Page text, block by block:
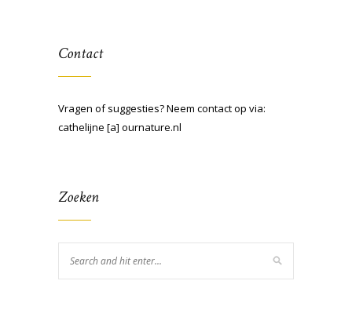
Contact
Vragen of suggesties? Neem contact op via:
cathelijne [a] ournature.nl
Zoeken